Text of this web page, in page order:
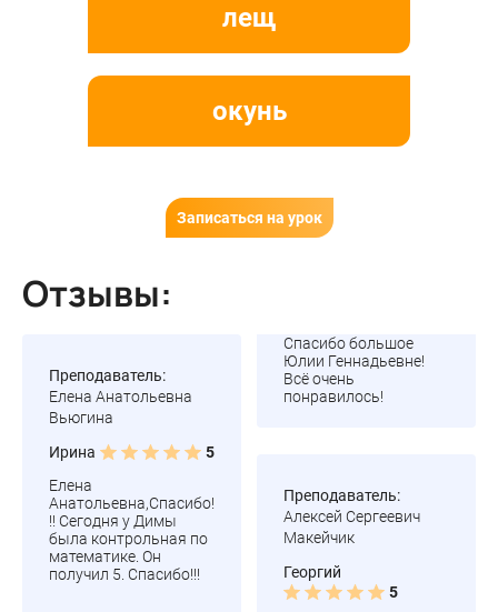
лещ
окунь
Записаться на урок
Отзывы:
Преподаватель:
Елена Анатольевна
Вьюгина
Ирина
5
Елена
Анатольевна,Спасибо!
!! Сегодня у Димы
была контрольная по
математике. Он
получил 5. Спасибо!!!
Спасибо большое
Юлии Геннадьевне!
Всё очень
понравилось!
Преподаватель:
Алексей Сергеевич
Макейчик
Георгий
5